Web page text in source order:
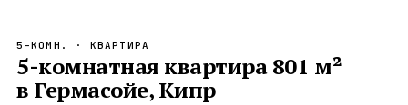
Новороссийск —Локация Россия · 2
Стамбул —Локация
5-КОМН. · КВАРТИРА
5-комнатная квартира 801 м²
в Гермасойе, Кипр